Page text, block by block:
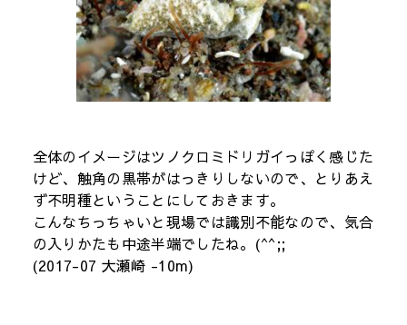
全体のイメージはツノクロミドリガイっぽく感じた
けど、触角の黒帯がはっきりしないので、とりあえ
ず不明種ということにしておきます。
こんなちっちゃいと現場では識別不能なので、気合
の入りかたも中途半端でしたね。(^^;;
(2017-07 大瀬崎 -10m)